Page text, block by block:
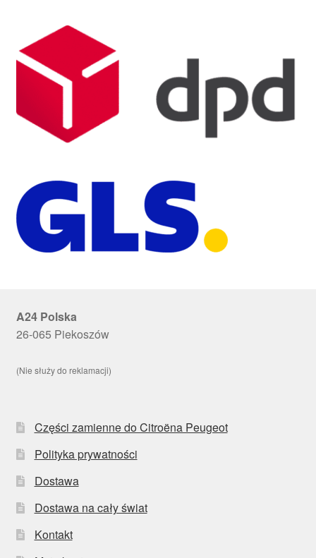
A24 Polska
26-065 Piekoszów
(Nie służy do reklamacji)
Części zamienne do Citroëna Peugeot
Polityka prywatności
Dostawa
Dostawa na cały świat
Kontakt